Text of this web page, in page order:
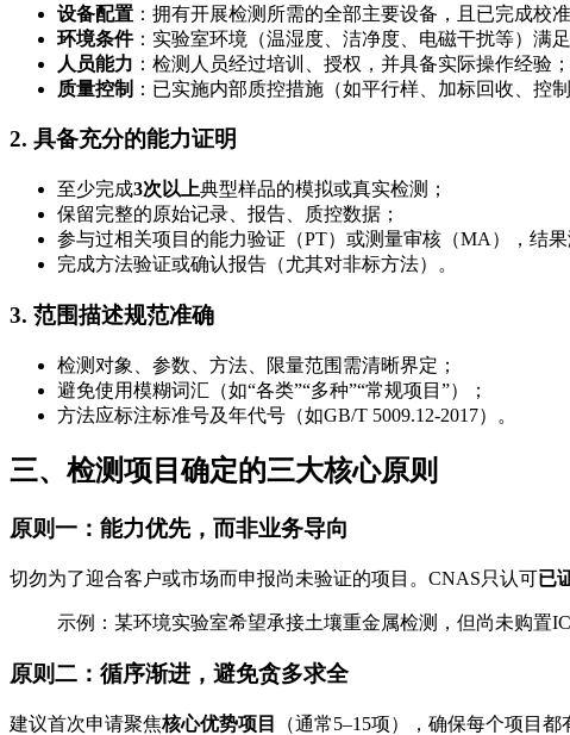
设备配置 ：拥有开展检测所需的全部主要设备，且已完成校准
环境条件：实验室环境（温湿度、洁净度、电磁干扰等）满足
人员能力 ：检测人员经过培训、授权，并具备实际操作经验；
质量控制 ：已实施内部质控措施（如平行样、加标回收、控制
2. 具备充分的能力证明
至少完成3次以上典型样品的模拟或真实检测；
保留完整的原始记录、报告、质控数据；
参与过相关项目的能力验证（PT）或测量审核（MA），结果
完成方法验证或确认报告（尤其对非标方法）。
3. 范围描述规范准确
检测对象、参数、方法、限量范围需清晰界定；
避免使用模糊词汇（如“各类”“多种”“常规项目”）；
方法应标注标准号及年代号（如GB/T 5009.12-2017）。
三、检测项目确定的三大核心原则
原则一：能力优先，而非业务导向
切勿为了迎合客户或市场而申报尚未验证的项目。CNAS只认可已
示例：某环境实验室希望承接土壤重金属检测，但尚未购置
原则二：循序渐进，避免贪多求全
建议首次申请聚焦核心优势项目 （通常5–15项），确保每个项目